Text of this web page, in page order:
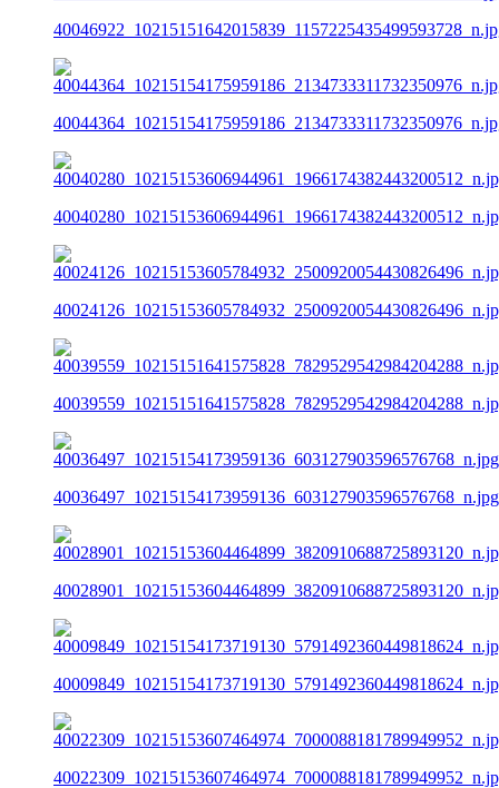
40036497_10215154173959136_603127903596576768_n.jpg